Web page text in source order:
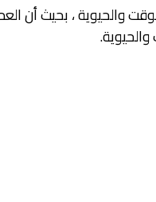
، بحيث أن